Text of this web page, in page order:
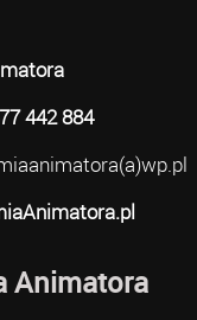
442 884
Animatora